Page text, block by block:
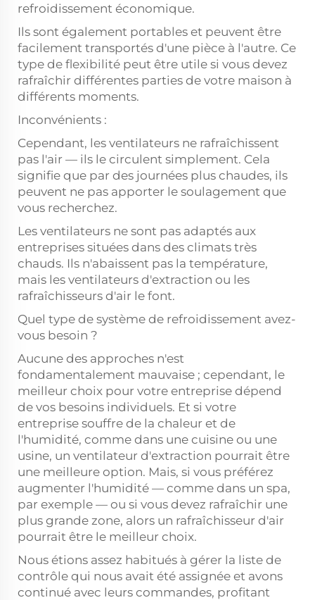
refroidissement économique.
Ils sont également portables et peuvent être
facilement transportés d'une pièce à l'autre. Ce
type de flexibilité peut être utile si vous devez
rafraîchir différentes parties de votre maison à
différents moments.
Inconvénients :
Cependant, les ventilateurs ne rafraîchissent
pas l'air — ils le circulent simplement. Cela
signifie que par des journées plus chaudes, ils
peuvent ne pas apporter le soulagement que
vous recherchez.
Les ventilateurs ne sont pas adaptés aux
entreprises situées dans des climats très
chauds. Ils n'abaissent pas la température,
mais les ventilateurs d'extraction ou les
rafraîchisseurs d'air le font.
Quel type de système de refroidissement avez-
vous besoin ?
Aucune des approches n'est
fondamentalement mauvaise ; cependant, le
meilleur choix pour votre entreprise dépend
de vos besoins individuels. Et si votre
entreprise souffre de la chaleur et de
l'humidité, comme dans une cuisine ou une
usine, un ventilateur d'extraction pourrait être
une meilleure option. Mais, si vous préférez
augmenter l'humidité — comme dans un spa,
par exemple — ou si vous devez rafraîchir une
plus grande zone, alors un rafraîchisseur d'air
pourrait être le meilleur choix.
Nous étions assez habitués à gérer la liste de
contrôle qui nous avait été assignée et avons
continué avec leurs commandes, profitant